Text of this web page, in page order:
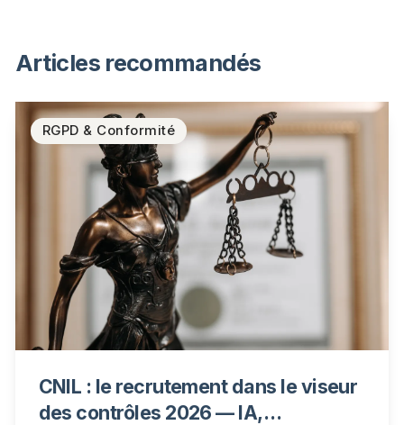
Articles recommandés
RGPD & Conformité
CNIL : le recrutement dans le viseur
des contrôles 2026 — IA,